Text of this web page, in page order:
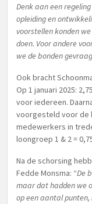
Denk aan een
opleiding en
voorstellen konden
doen. Voor andere
we de bonden
Ook bracht
Op 1 januari 2025:
voor iedereen.
voorgesteld voor de
medewerkers in
loongroep 1 & 2 =
Na de schorsing
Fedde Monsma: “De
maar dat hadden we
op een aantal punten,